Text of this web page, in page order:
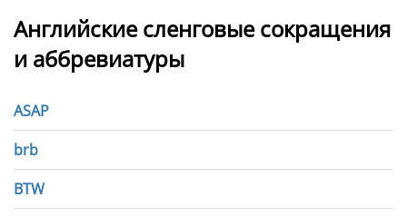
Английские сленговые сокращения
и аббревиатуры
ASAP
brb
BTW